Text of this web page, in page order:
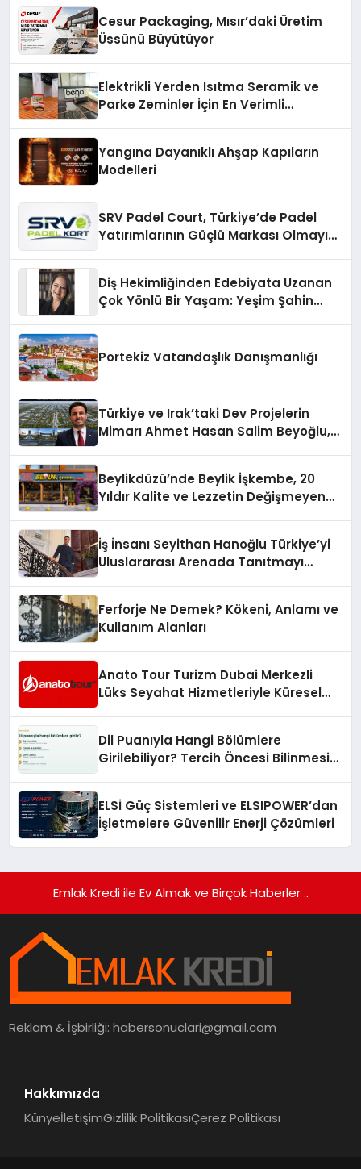
Cesur Packaging, Mısır’daki Üretim
Üssünü Büyütüyor
Elektrikli Yerden Isıtma Seramik ve
Parke Zeminler İçin En Verimli
Yangına Dayanıklı Ahşap Kapıların
Modelleri
SRV Padel Court, Türkiye’de Padel
Yatırımlarının Güçlü Markası Olmayı
Diş Hekimliğinden Edebiyata Uzanan
Çok Yönlü Bir Yaşam: Yeşim Şahin
Portekiz Vatandaşlık Danışmanlığı
Türkiye ve Irak’taki Dev Projelerin
Mimarı Ahmet Hasan Salim Beyoğlu,
Hayata Geçirecek
Beylikdüzü’nde Beylik İşkembe, 20
Yıldır Kalite ve Lezzetin Değişmeyen
İş İnsanı Seyithan Hanoğlu Türkiye’yi
Uluslararası Arenada Tanıtmayı
Ferforje Ne Demek? Kökeni, Anlamı ve
Kullanım Alanları
Anato Tour Turizm Dubai Merkezli
Lüks Seyahat Hizmetleriyle Küresel
Dil Puanıyla Hangi Bölümlere
Girilebiliyor? Tercih Öncesi Bilinmesi
ELSİ Güç Sistemleri ve ELSIPOWER’dan
İşletmelere Güvenilir Enerji Çözümleri
Emlak Kredi ile Ev Almak ve Birçok Haberler ..
Reklam & İşbirliği:habersonuclari@gmail.com
Hakkımızda
KünyeİletişimGizlilik PolitikasıÇerez Politikası